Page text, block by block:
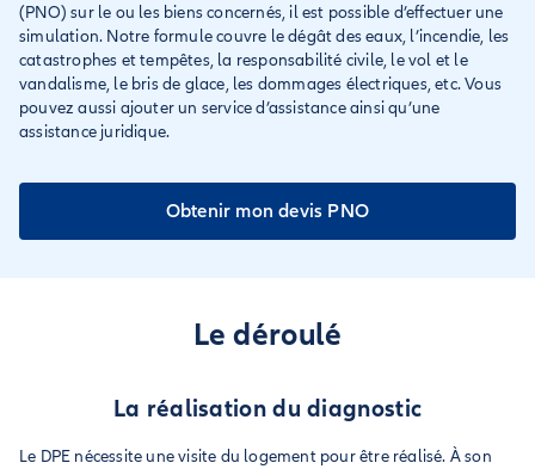
(PNO) sur le ou les biens concernés, il est possible d’effectuer une
simulation. Notre formule couvre le dégât des eaux, l’incendie, les
catastrophes et tempêtes, la responsabilité civile, le vol et le
vandalisme, le bris de glace, les dommages électriques, etc. Vous
pouvez aussi ajouter un service d’assistance ainsi qu’une
assistance juridique.
Obtenir mon devis PNO
Le déroulé
La réalisation du diagnostic
Le DPE nécessite une visite du logement pour être réalisé. À son